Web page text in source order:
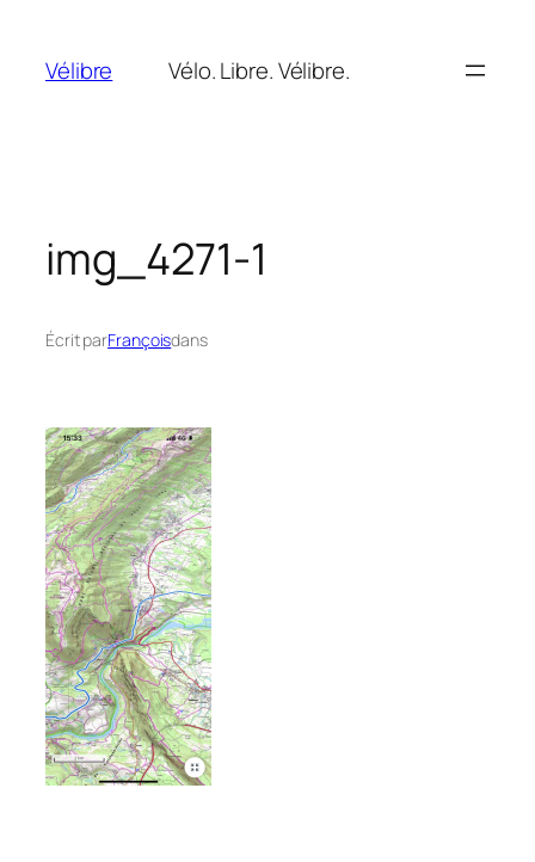
contenu
Vélibre Vélo. Libre. Vélibre.
img_4271-1
Écrit parFrançoisdans